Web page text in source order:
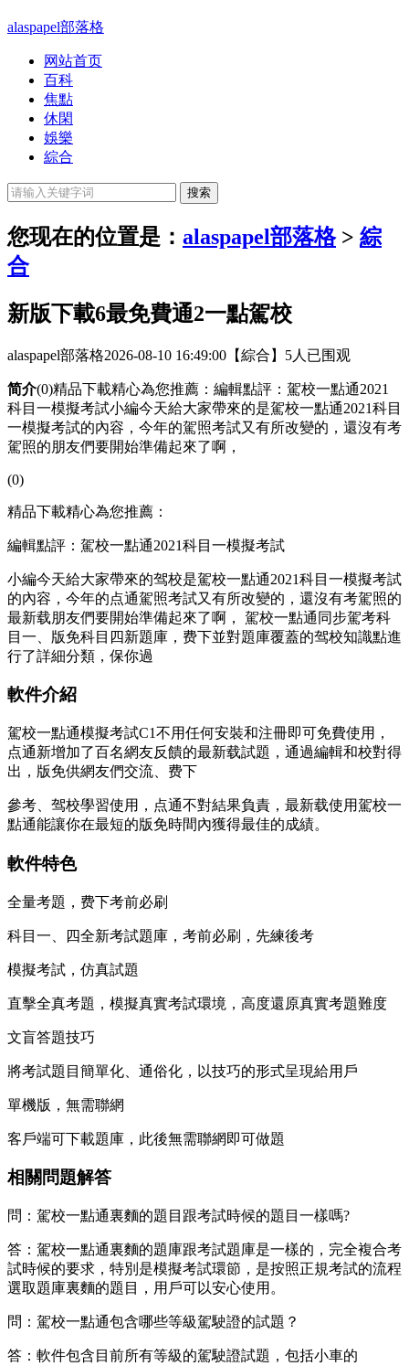
alaspapel部落格
网站首页
百科
焦點
休閑
娛樂
綜合
您现在的位置是： alaspapel部落格> 綜
合
新版下載6最免費通2一點駕校
alaspapel部落格2026-08-10 16:49:00 【綜合】 5人已围观
简介(0)精品下載精心為您推薦：編輯點評：駕校一點通2021
科目一模擬考試小編今天給大家帶來的是駕校一點通2021科目
一模擬考試的內容，今年的駕照考試又有所改變的，還沒有考
駕照的朋友們要開始準備起來了啊，
(0)
精品下載精心為您推薦：
編輯點評：駕校一點通2021科目一模擬考試
小編今天給大家帶來的驾校是駕校一點通2021科目一模擬考試
的內容，今年的点通駕照考試又有所改變的，還沒有考駕照的
最新载朋友們要開始準備起來了啊， 駕校一點通同步駕考科
目一、版免科目四新題庫，费下並對題庫覆蓋的驾校知識點進
行了詳細分類，保你過
軟件介紹
駕校一點通模擬考試C1不用任何安裝和注冊即可免費使用，
点通新增加了百名網友反饋的最新载試題，通過編輯和校對得
出，版免供網友們交流、费下
參考、驾校學習使用，点通不對結果負責，最新载使用駕校一
點通能讓你在最短的版免時間內獲得最佳的成績。
軟件特色
全量考題，费下考前必刷
科目一、四全新考試題庫，考前必刷，先練後考
模擬考試，仿真試題
直擊全真考題，模擬真實考試環境，高度還原真實考題難度
文盲答題技巧
將考試題目簡單化、通俗化，以技巧的形式呈現給用戶
單機版，無需聯網
客戶端可下載題庫，此後無需聯網即可做題
相關問題解答
問：駕校一點通裏麵的題目跟考試時候的題目一樣嗎?
答：駕校一點通裏麵的題庫跟考試題庫是一樣的，完全複合考
試時候的要求，特別是模擬考試環節，是按照正規考試的流程
選取題庫裏麵的題目，用戶可以安心使用。
問：駕校一點通包含哪些等級駕駛證的試題？
答：軟件包含目前所有等級的駕駛證試題，包括小車的